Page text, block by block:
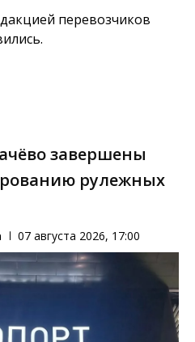
перевозчиков
завершены
рулежных
07 августа 2026, 17:00